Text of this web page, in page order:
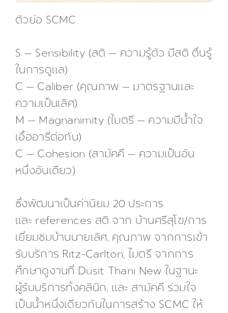
ตัวย่อ SCMC
S — Sensibility (สติ — ความรู้ตัว มีสติ ตื่นรู้
ในการดูแล)
C — Caliber (คุณภาพ — มาตรฐานและ
ความเป็นเลิศ)
M — Magnanimity (ไมตรี — ความมีน้ำใจ
เอื้ออารีต่อกัน)
C — Cohesion (สามัคคี — ความเป็นอัน
หนึ่งอันเดียว)
ซึ่งพัฒนาเป็นค่านิยม 20 ประการ
และ references สติ จาก บ้านศรีสุโข/การ
เยี่ยมชมบ้านนายเลิศ, คุณภาพ จากการเข้า
รับบริการ Ritz-Carlton, ไมตรี จากการ
ศึกษาดูงานที่ Dusit Thani New ในฐานะ
ผู้รับบริการทั้งคลินิก, และ สามัคคี ร่วมใจ
เป็นน้ำหนึ่งเดียวกันในการสร้าง SCMC ให้